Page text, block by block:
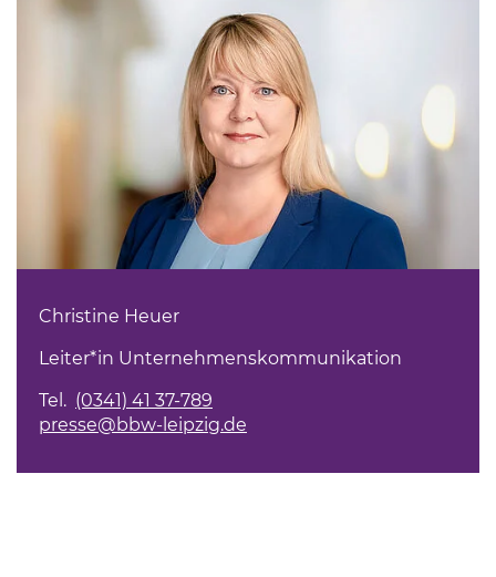
Christine Heuer
Leiter*in Unternehmenskommunikation
Tel. (0341) 41 37-789
presse@bbw-leipzig.de